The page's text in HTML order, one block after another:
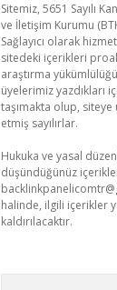
Sitemiz, 5651 Sayılı
ve İletişim Kurumu
Sağlayıcı olarak
sitedeki içerikleri
araştırma
üyelerimiz yazdıkları
taşımakta olup,
etmiş sayılırlar.
Hukuka ve yasal
düşündüğünüz
halinde, ilgili içerikler
kaldırılacaktır.